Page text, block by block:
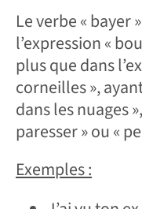
Le verbe « bayer
l’expression «
plus que dans
corneilles »,
dans les nuages
paresser » ou «
Exemples :